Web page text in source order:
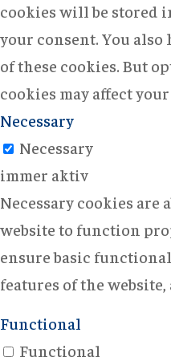
cookies will be stored
your consent. You
of these cookies. But
cookies may affect
Necessary
Necessary
immer aktiv
Necessary cookies are
website to function
ensure basic
features of the
Functional
Functional